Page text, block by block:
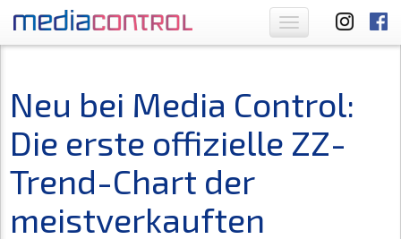
Toggle
navigation
Neu bei Media Control:
Die erste offizielle ZZ-
Trend-Chart der
meistverkauften